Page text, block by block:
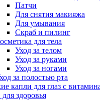
Патчи
Для снятия макияжа
Для умывания
Скраб и пилинг
для тела
Уход за телом
Уход за руками
Уход за ногами
за полостью рта
капли для глаз с
здоровья